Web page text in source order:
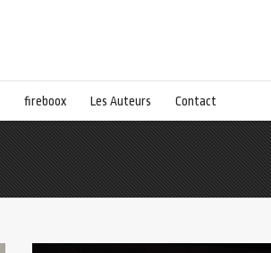
fireboox Les Auteurs Contact